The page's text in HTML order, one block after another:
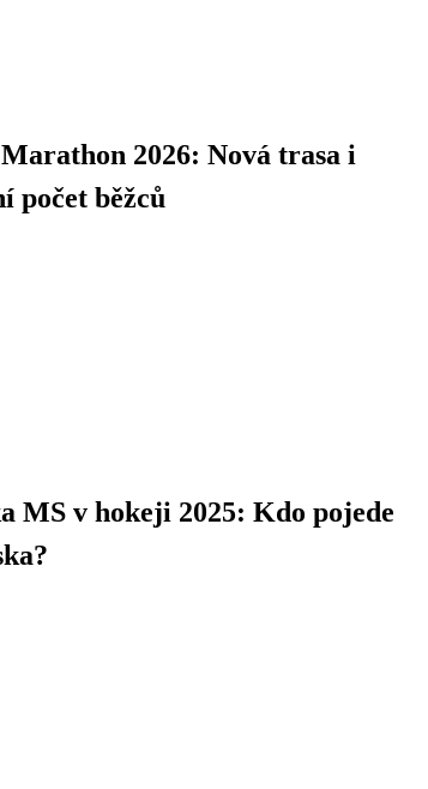
2026: Nová trasa i
počet běžců
MS v hokeji 2025: Kdo pojede